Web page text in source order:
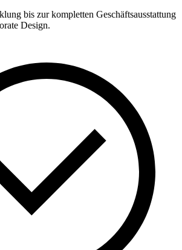
bis zur kompletten Geschäftsausstattung
Design.